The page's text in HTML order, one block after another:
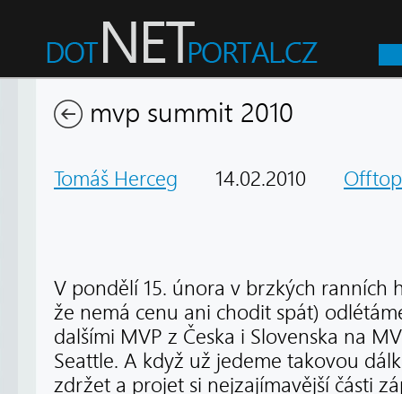
mvp summit 2010
Tomáš Herceg 14.02.2010
V pondělí 15. února v brzkých ranních
že nemá cenu ani chodit spát)
dalšími MVP z Česka i Slovenska na
Seattle. A když už jedeme takovou
zdržet a projet si nejzajímavější části